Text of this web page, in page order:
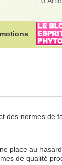
des normes de
place au
de qualité